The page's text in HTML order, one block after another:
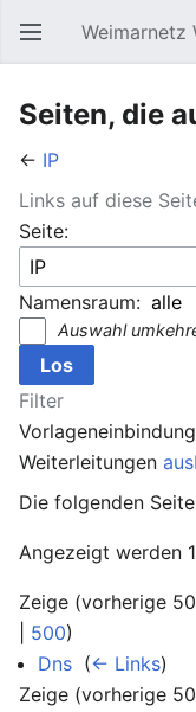
Hauptmenü öffnen Weimarnetz
Seiten, die
← IP
Links auf diese
Seite:
Namensraum:
Auswahl
Filter
Weiterleitungen
Die folgenden
Angezeigt werden
Zeige (vorherige
500)
Dns (← Links)
Zeige (vorherige